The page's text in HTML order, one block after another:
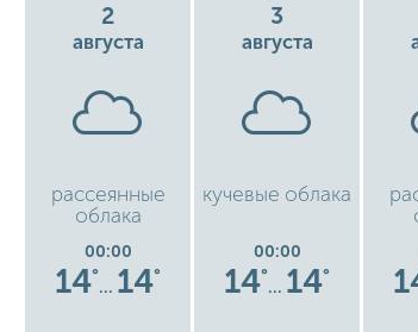
2
августа
рассеянные
облака
00:00
14°
… 14°
3
августа
кучевые облака
00:00
14°
… 14°